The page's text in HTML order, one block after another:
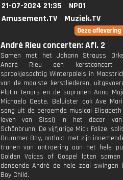
21-07-2024 21:35
NPO1
Amusement.TV
Muziek.TV
André Rieu concerten: Afl. 2
Samen met het Johann Strauss
André Rieu een
sprookjesachtig Winterpaleis in
van de mooiste kerstliederen,
Platin Tenors en de sopranen Anna
Michaela Oeste. Beluister ook Ave
song uit de beroemde musical
leven van Sissi) in het decor van
Schönbrunn. De vijfjarige Mick Falize,
Drummer Boy, ontlokt met zijn
tranen van ontroering aan het hele
Golden Voices of Gospel laten
dansende André de hele zaal swingen
Boy Child.